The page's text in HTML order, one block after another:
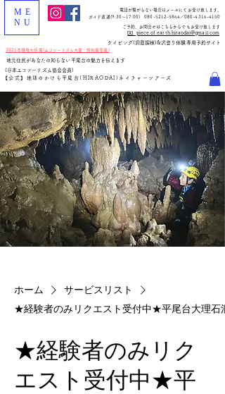
ME
NU
​ご予約、お問合せはこちらからでもお受け致します
電話が繋がらない場合はメールにてお受け致します。
✉️ piece.of.earth.hiraodai@gmail.com
ガイド直通(9:30～17:00) 080-5212-5864 ／080-4316-4150
​ケイビング(洞窟探検)&沢登り体験専用予約サイト
地元住民があなたの知らない平尾台の魅力を伝えます
【公式】地球のかけら平尾台(HIRAODAI)ネイチャーツアーズ
(日本エコツーリズム協会会員)
2025年環境大臣賞(エコツーリズム大賞・特別賞受賞)
ホーム
サービスリスト
★経験者のみリクエスト受付中★平尾台大理石
★経験者のみリク
エスト受付中★平